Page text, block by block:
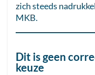
zich steeds
MKB.
Dit is geen
keuze